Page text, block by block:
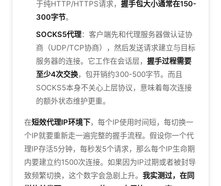
于纯HTTP/HTTPS请求， 握手包大小通常在150-
300字节。
SOCKS5代理：客户端先和代理服务器做认证协
商（UDP/TCP协商），然后发送请求建立与目标
服务器的连接。它工作在会话层， 握手过程需要
至少4次交换，包开销约300-500字节。而且
SOCKS5本身不关心上层协议，意味着每次连接
的额外状态维护更重。
在短效代理IP环境下，每个IP使用时间短，每切换一
个IP就要重新走一遍完整的握手流程。假设你一个代
理IP存活5分钟，每秒发5个请求，那么每个IP生命期
内要建立约1500次连接。如果因为IP过期或者被封导
致频繁切换，这个数字会急剧上升。 我实测过，在同